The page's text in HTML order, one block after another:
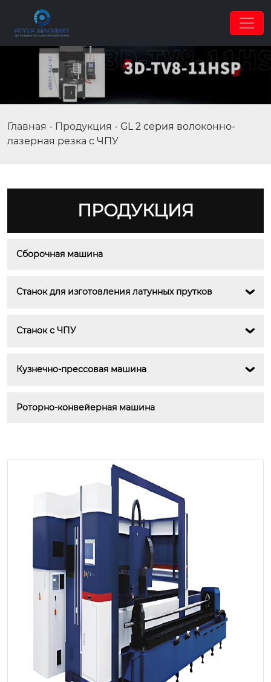
Главная - Продукция - GL 2 серия волоконно-
лазерная резка с ЧПУ
ПРОДУКЦИЯ
Сборочная машина
Станок для изготовления латунных прутков 
Станок с ЧПУ 
Кузнечно-прессовая машина 
Роторно-конвейерная машина